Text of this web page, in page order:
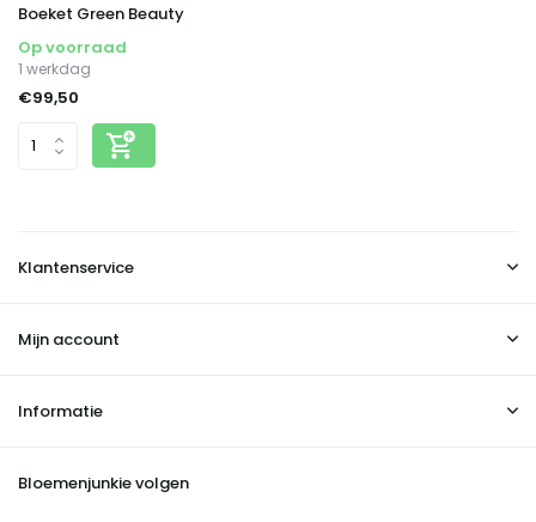
Boeket Green Beauty
Op voorraad
1 werkdag
€99,50
Klantenservice
Mijn account
Informatie
Bloemenjunkie volgen